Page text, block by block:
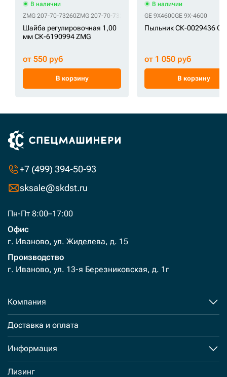
В наличии
ZMG 207-70-73260ZMG 207-70-73261 ZMG 90*170*1ZMG S391-090155A
Шайба регулировочная 1,00
мм СК-6190994 ZMG
от 550 руб
В корзину
В наличии
GE 9X4600GE 9X-4600
Пыльник СК-0029436 GE
от 1 050 руб
В корзину
+7 (499) 394-50-93
sksale@skdst.ru
Пн-Пт 8:00–17:00
Офис
г. Иваново, ул. Жиделева, д. 15
Производство
г. Иваново, ул. 13-я Березниковская, д. 1г
Компания
Доставка и оплата
Информация
Лизинг